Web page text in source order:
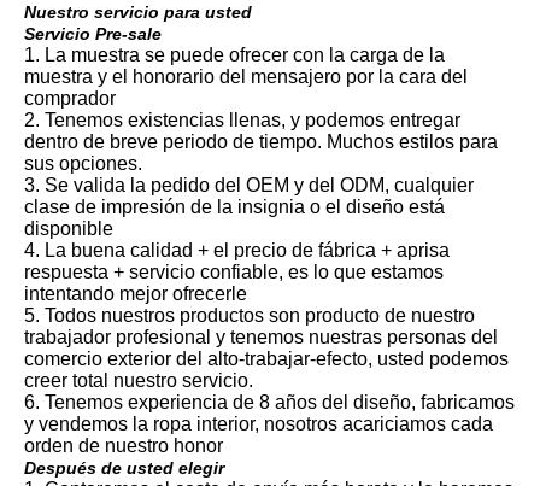
Nuestro servicio para usted
Servicio Pre-sale
1. La muestra se puede ofrecer con la carga de la
muestra y el honorario del mensajero por la cara del
comprador
2. Tenemos existencias llenas, y podemos entregar
dentro de breve periodo de tiempo. Muchos estilos para
sus opciones.
3. Se valida la pedido del OEM y del ODM, cualquier
clase de impresión de la insignia o el diseño está
disponible
4. La buena calidad + el precio de fábrica + aprisa
respuesta + servicio confiable, es lo que estamos
intentando mejor ofrecerle
5. Todos nuestros productos son producto de nuestro
trabajador profesional y tenemos nuestras personas del
comercio exterior del alto-trabajar-efecto, usted podemos
creer total nuestro servicio.
6. Tenemos experiencia de 8 años del diseño, fabricamos
y vendemos la ropa interior, nosotros acariciamos cada
orden de nuestro honor
Después de usted elegir